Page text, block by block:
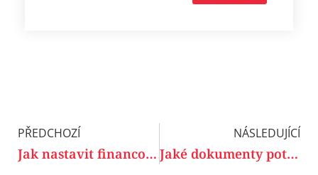
PŘEDCHOZÍ
Jak nastavit financování jazykových kurzů – přehled možností
NÁSLEDUJÍCÍ
Jaké dokumenty potřebuje firma pro realizaci jazykového vzdělávání?